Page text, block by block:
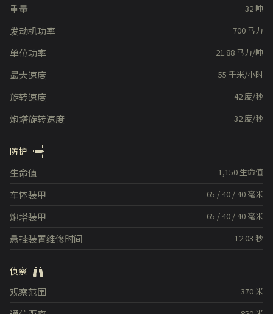
32 吨
重量
700马力
发动机功率
21.88马力/吨
单位功率
55 千米/小时
最大速度
42 度/秒
旋转速度
32 度/秒
炮塔旋转速度
防护
1,150 生命值
生命值
65 / 40 / 40 毫米
车体装甲
65 / 40 / 40 毫米
炮塔装甲
12.03 秒
悬挂装置维修时间
侦察
370米
观察范围